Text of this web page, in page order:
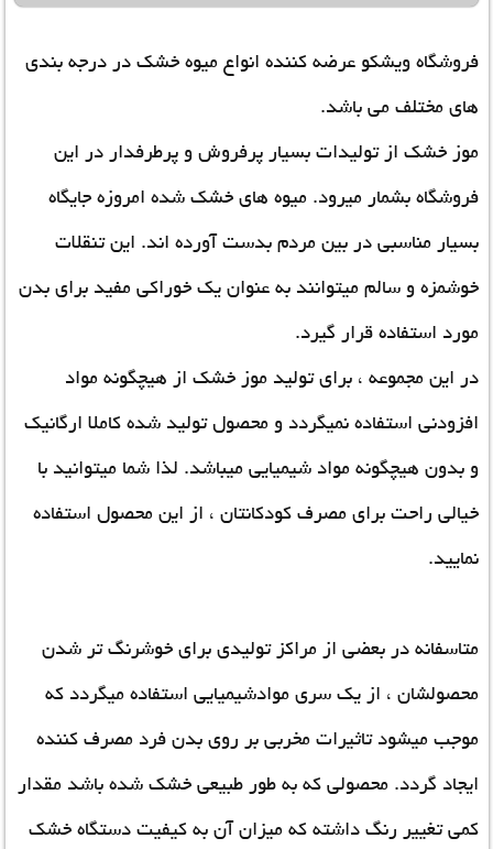
فروشگاه ویشکو عرضه کننده انواع میوه خشک در درجه بندی
های مختلف می باشد.
موز خشک از تولیدات بسیار پرفروش و پرطرفدار در این
فروشگاه بشمار میرود. میوه های خشک شده امروزه جایگاه
بسیار مناسبی در بین مردم بدست آورده اند. این تنقلات
خوشمزه و سالم میتوانند به عنوان یک خوراکی مفید برای بدن
مورد استفاده قرار گیرد.
در این مجموعه ، برای تولید موز خشک از هیچگونه مواد
افزودنی استفاده نمیگردد و محصول تولید شده کاملا ارگانیک
و بدون هیچگونه مواد شیمیایی میباشد. لذا شما میتوانید با
خیالی راحت برای مصرف کودکانتان ، از این محصول استفاده
نمایید.
متاسفانه در بعضی از مراکز تولیدی برای خوشرنگ تر شدن
محصولشان ، از یک سری موادشیمیایی استفاده میگردد که
موجب میشود تاثیرات مخربی بر روی بدن فرد مصرف کننده
ایجاد گردد. محصولی که به طور طبیعی خشک شده باشد مقدار
کمی تغییر رنگ داشته که میزان آن به کیفیت دستگاه خشک